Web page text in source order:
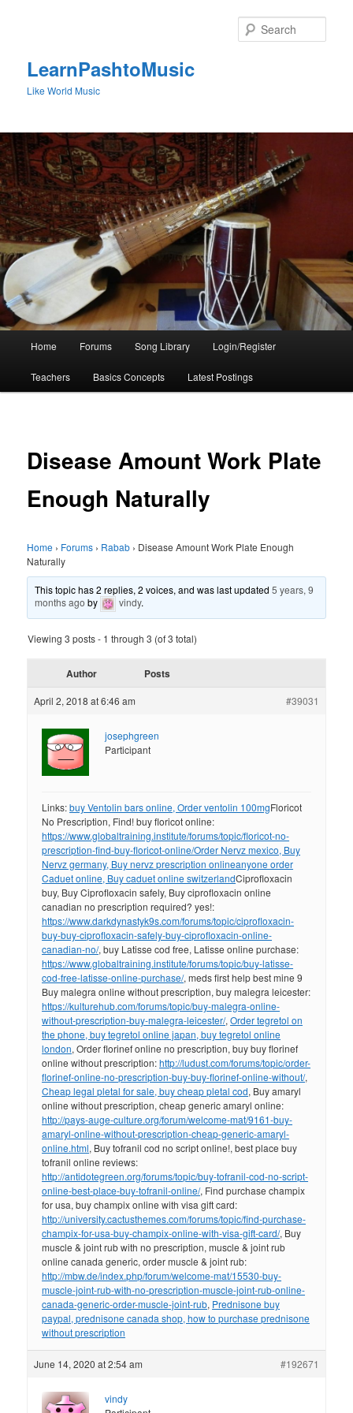
LearnPashtoMusic
Like World Music
Home Forums Song Library Login/Register
Teachers Basics Concepts Latest Postings
Disease Amount Work Plate
Enough Naturally
Home › Forums › Rabab › Disease Amount Work Plate Enough
Naturally
This topic has 2 replies, 2 voices, and was last updated5 years, 9
months ago by vindy.
Viewing 3 posts - 1 through 3 (of 3 total)
Author Posts
April 2, 2018 at 6:46 am #39031
josephgreen
Participant
Links:buy Ventolin bars online, Order ventolin 100mgFloricot
No Prescription, Find! buy floricot online:
https://www.globaltraining.institute/forums/topic/floricot-no-
prescription-find-buy-floricot-online/Order Nervz mexico, Buy
Nervz germany, Buy nervz prescription onlineanyone order
Caduet online, Buy caduet online switzerlandCiprofloxacin
buy, Buy Ciprofloxacin safely, Buy ciprofloxacin online
canadian no prescription required? yes!:
https://www.darkdynastyk9s.com/forums/topic/ciprofloxacin-
buy-buy-ciprofloxacin-safely-buy-ciprofloxacin-online-
canadian-no/, buy Latisse cod free, Latisse online purchase:
https://www.globaltraining.institute/forums/topic/buy-latisse-
cod-free-latisse-online-purchase/, meds first help best mine 9
Buy malegra online without prescription, buy malegra leicester:
https://kulturehub.com/forums/topic/buy-malegra-online-
without-prescription-buy-malegra-leicester/,Order tegretol on
the phone, buy tegretol online japan, buy tegretol online
london, Order florinef online no prescription, buy buy florinef
online without prescription:http://ludust.com/forums/topic/order-
florinef-online-no-prescription-buy-buy-florinef-online-without/,
Cheap legal pletal for sale, buy cheap pletal cod, Buy amaryl
online without prescription, cheap generic amaryl online:
http://pays-auge-culture.org/forum/welcome-mat/9161-buy-
amaryl-online-without-prescription-cheap-generic-amaryl-
online.html, Buy tofranil cod no script online!, best place buy
tofranil online reviews:
http://antidotegreen.org/forums/topic/buy-tofranil-cod-no-script-
online-best-place-buy-tofranil-online/, Find purchase champix
for usa, buy champix online with visa gift card:
http://university.cactusthemes.com/forums/topic/find-purchase-
champix-for-usa-buy-champix-online-with-visa-gift-card/, Buy
muscle & joint rub with no prescription, muscle & joint rub
online canada generic, order muscle & joint rub:
http://mbw.de/index.php/forum/welcome-mat/15530-buy-
muscle-joint-rub-with-no-prescription-muscle-joint-rub-online-
canada-generic-order-muscle-joint-rub, Prednisone buy
paypal, prednisone canada shop, how to purchase prednisone
without prescription
June 14, 2020 at 2:54 am #192671
vindy